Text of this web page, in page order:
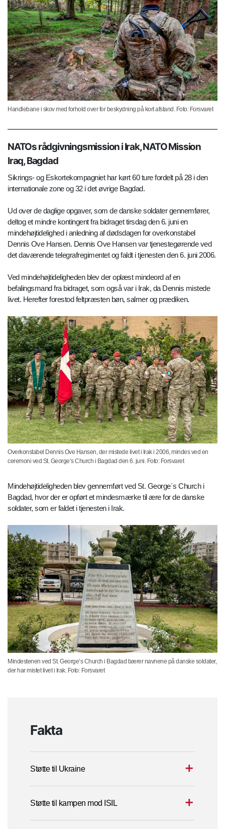
Handlebane i skov med forhold over for beskydning på kort afstand. Foto: Forsvaret
NATOs rådgivningsmission i Irak, NATO Mission
Iraq, Bagdad
Sikrings- og Eskortekompagniet har kørt 60 ture fordelt på 28 i den
internationale zone og 32 i det øvrige Bagdad.
Ud over de daglige opgaver, som de danske soldater gennemfører,
deltog et mindre kontingent fra bidraget tirsdag den 6. juni en
mindehøjtidelighed i anledning af dødsdagen for overkonstabel
Dennis Ove Hansen. Dennis Ove Hansen var tjenestegørende ved
det daværende telegrafregimentet og faldt i tjenesten den 6. juni 2006.
Ved mindehøjtideligheden blev der oplæst mindeord af en
befalingsmand fra bidraget, som også var i Irak, da Dennis mistede
livet. Herefter forestod feltpræsten bøn, salmer og prædiken.
Overkonstabel Dennis Ove Hansen, der mistede livet i Irak i 2006, mindes ved en
ceremoni ved St. George’s Church i Bagdad den 6. juni. Foto: Forsvaret
Mindehøjtideligheden blev gennemført ved St. George´s Church i
Bagdad, hvor der er opført et mindesmærke til ære for de danske
soldater, som er faldet i tjenesten i Irak.
Mindestenen ved St. George’s Church i Bagdad bærer navnene på danske soldater,
der har mistet livet i Irak. Foto: Forsvaret
Fakta
Støtte til Ukraine
Støtte til kampen mod ISIL